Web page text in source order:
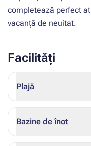
completează perfect
vacanță de neuitat.
Facilități
Plajă
Bazine de înot